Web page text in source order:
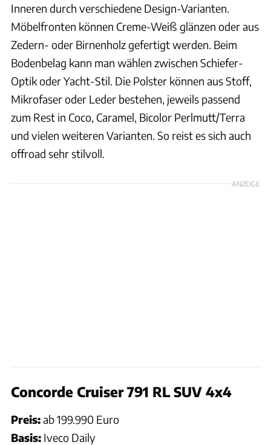
Inneren durch verschiedene Design-Varianten.
Möbelfronten können Creme-Weiß glänzen oder aus
Zedern- oder Birnenholz gefertigt werden. Beim
Bodenbelag kann man wählen zwischen Schiefer-
Optik oder Yacht-Stil. Die Polster können aus Stoff,
Mikrofaser oder Leder bestehen, jeweils passend
zum Rest in Coco, Caramel, Bicolor Perlmutt/Terra
und vielen weiteren Varianten. So reist es sich auch
offroad sehr stilvoll.
ANZEIGE
Concorde Cruiser 791 RL SUV 4x4
Preis:ab 199.990 Euro
Basis: Iveco Daily